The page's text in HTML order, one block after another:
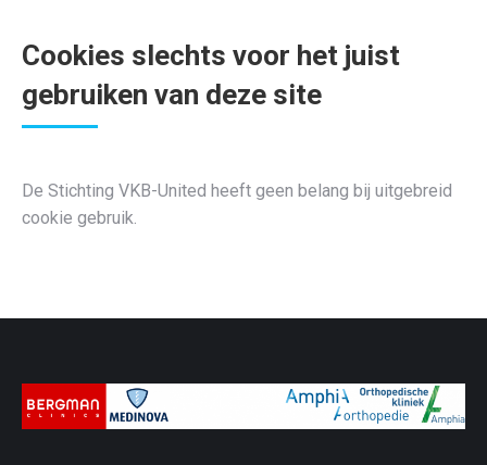
Cookies slechts voor het juist
gebruiken van deze site
De Stichting VKB-United heeft geen belang bij uitgebreid
cookie gebruik.